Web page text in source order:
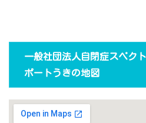
一般社団法人自閉症スペク
ポートうきの地図